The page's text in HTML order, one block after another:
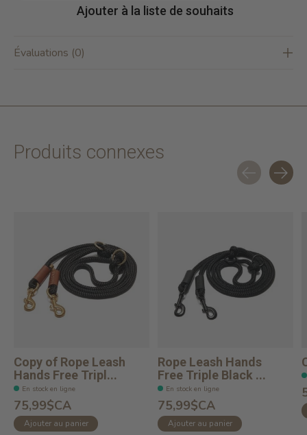
Ajouter à la liste de souhaits
Évaluations (0)
Produits connexes
Copy of Rope Leash
Hands Free Tripl...
En stock en ligne
75,99$CA
Ajouter au panier
Rope Leash Hands
Free Triple Black ...
En stock en ligne
75,99$CA
Ajouter au panier